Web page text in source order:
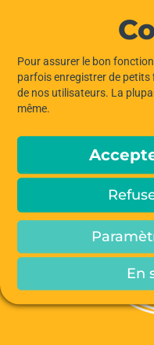
Pour assurer le bon
parfois enregistrer de petits
de nos utilisateurs. La
même.
En